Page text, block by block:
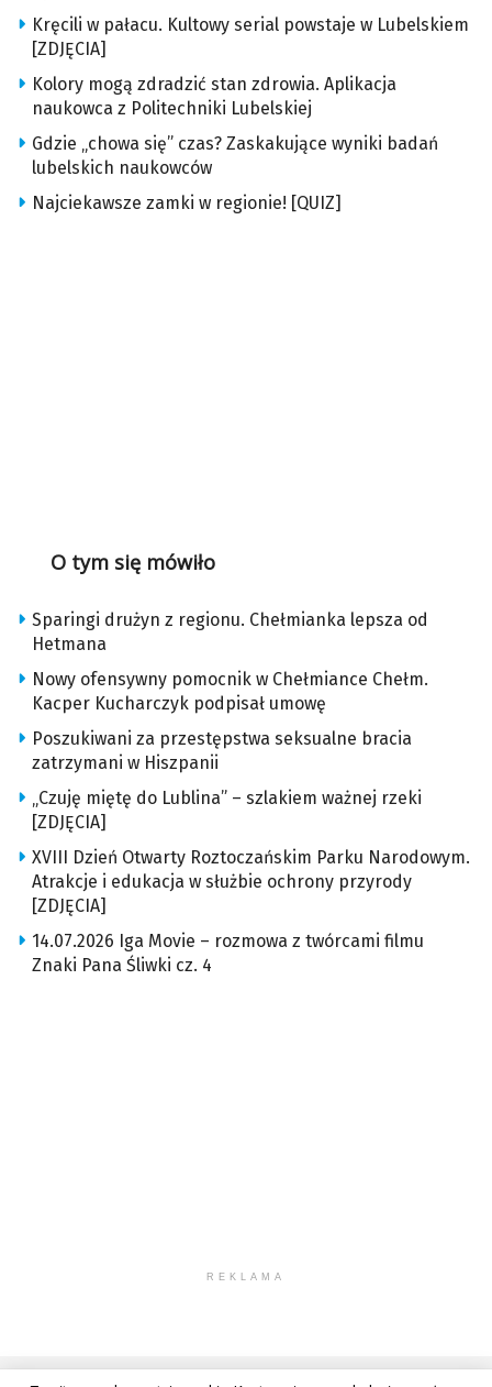
Kręcili w pałacu. Kultowy serial powstaje w Lubelskiem
[ZDJĘCIA]
Kolory mogą zdradzić stan zdrowia. Aplikacja
naukowca z Politechniki Lubelskiej
Gdzie „chowa się” czas? Zaskakujące wyniki badań
lubelskich naukowców
Najciekawsze zamki w regionie! [QUIZ]
O tym się mówiło
Sparingi drużyn z regionu. Chełmianka lepsza od
Hetmana
Nowy ofensywny pomocnik w Chełmiance Chełm.
Kacper Kucharczyk podpisał umowę
Poszukiwani za przestępstwa seksualne bracia
zatrzymani w Hiszpanii
„Czuję miętę do Lublina” – szlakiem ważnej rzeki
[ZDJĘCIA]
XVIII Dzień Otwarty Roztoczańskim Parku Narodowym.
Atrakcje i edukacja w służbie ochrony przyrody
[ZDJĘCIA]
14.07.2026 Iga Movie – rozmowa z twórcami filmu
Znaki Pana Śliwki cz. 4
REKLAMA